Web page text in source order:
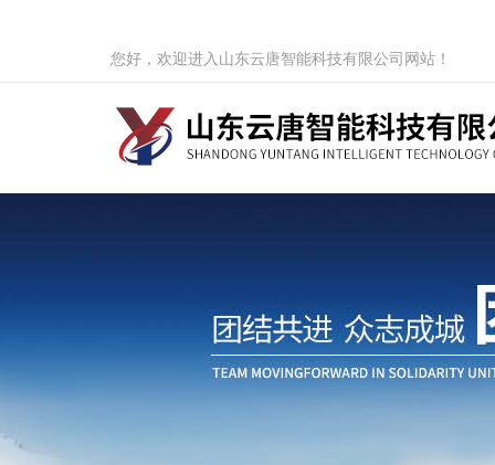
您好，欢迎进入山东云唐智能科技有限公司网站！